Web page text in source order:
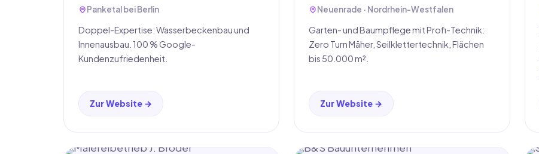
Panketal bei Berlin
Doppel-Expertise: Wasserbeckenbau und
Innenausbau. 100 % Google-
Kundenzufriedenheit.
Zur Website →
Neuenrade · Nordrhein-Westfalen
Garten- und Baumpflege mit Profi-Technik:
Zero Turn Mäher, Seilklettertechnik, Flächen
bis 50.000 m².
Zur Website →